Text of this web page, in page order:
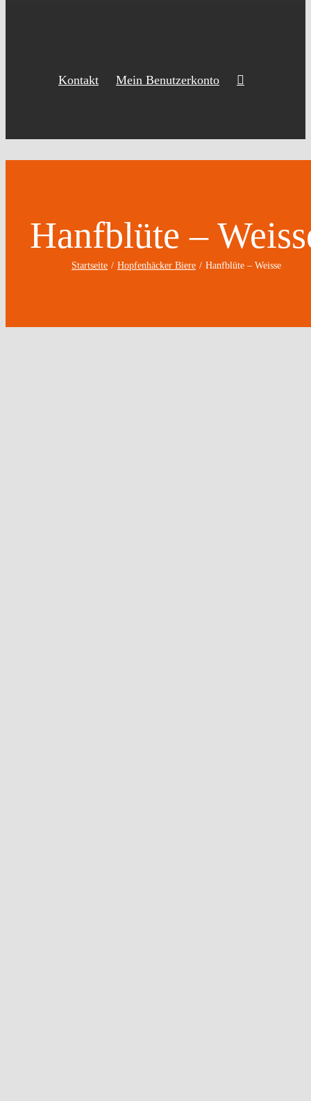
Kontakt Mein Benutzerkonto
Hanfblüte –
Startseite Hopfenhäcker Biere Hanfblüte – Weisse